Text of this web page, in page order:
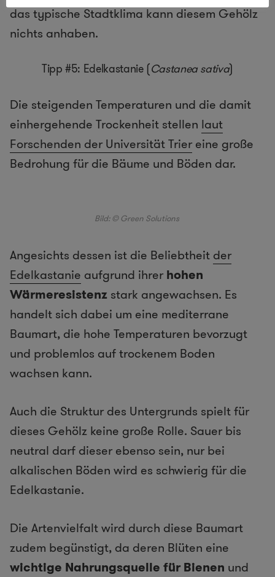
das typische Stadtklima kann diesem Gehölz
nichts anhaben.
Tipp #5: Edelkastanie (Castanea sativa)
Die steigenden Temperaturen und die damit
einhergehende Trockenheit stellen laut
Forschenden der Universität Trier eine große
Bedrohung für die Bäume und Böden dar.
Bild: © Green Solutions
Angesichts dessen ist die Beliebtheit der
Edelkastanie aufgrund ihrer hohen
Wärmeresistenz stark angewachsen. Es
handelt sich dabei um eine mediterrane
Baumart, die hohe Temperaturen bevorzugt
und problemlos auf trockenem Boden
wachsen kann.
Auch die Struktur des Untergrunds spielt für
dieses Gehölz keine große Rolle. Sauer bis
neutral darf dieser ebenso sein, nur bei
alkalischen Böden wird es schwierig für die
Edelkastanie.
Die Artenvielfalt wird durch diese Baumart
zudem begünstigt, da deren Blüten eine
wichtige Nahrungsquelle für Bienen und